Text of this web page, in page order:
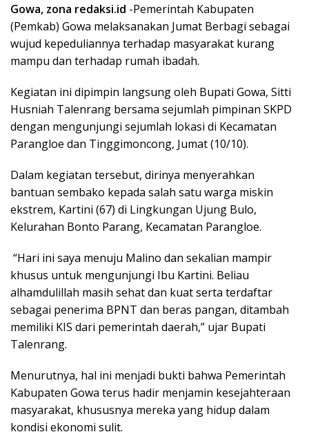
Gowa, zona redaksi.id -Pemerintah Kabupaten
(Pemkab) Gowa melaksanakan Jumat Berbagi sebagai
wujud kepeduliannya terhadap masyarakat kurang
mampu dan terhadap rumah ibadah.
Kegiatan ini dipimpin langsung oleh Bupati Gowa, Sitti
Husniah Talenrang bersama sejumlah pimpinan SKPD
dengan mengunjungi sejumlah lokasi di Kecamatan
Parangloe dan Tinggimoncong, Jumat (10/10).
Dalam kegiatan tersebut, dirinya menyerahkan
bantuan sembako kepada salah satu warga miskin
ekstrem, Kartini (67) di Lingkungan Ujung Bulo,
Kelurahan Bonto Parang, Kecamatan Parangloe.
“Hari ini saya menuju Malino dan sekalian mampir
khusus untuk mengunjungi Ibu Kartini. Beliau
alhamdulillah masih sehat dan kuat serta terdaftar
sebagai penerima BPNT dan beras pangan, ditambah
memiliki KIS dari pemerintah daerah,” ujar Bupati
Talenrang.
Menurutnya, hal ini menjadi bukti bahwa Pemerintah
Kabupaten Gowa terus hadir menjamin kesejahteraan
masyarakat, khususnya mereka yang hidup dalam
kondisi ekonomi sulit.